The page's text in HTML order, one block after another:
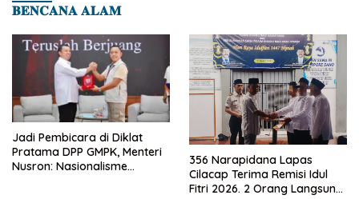
𝐁𝐄𝐍𝐂𝐀𝐍𝐀 𝐀𝐋𝐀𝐌
Jadi Pembicara di Diklat
Pratama DPP GMPK, Menteri
Nusron: Nasionalisme
356 Narapidana Lapas
Cilacap Terima Remisi Idul
Fitri 2026. 2 Orang Langsung